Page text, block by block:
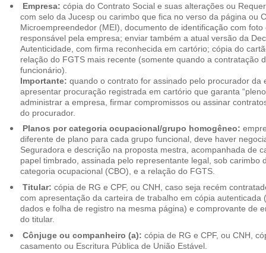
Empresa: cópia do Contrato Social e suas alterações ou
com selo da Jucesp ou carimbo que fica no verso da página ou
Microempreendedor (MEI), documento de identificação com foto
responsável pela empresa; enviar também a atual versão da
Autenticidade, com firma reconhecida em cartório; cópia do
relação do FGTS mais recente (somente quando a contratação
funcionário).
Importante: quando o contrato for assinado pelo procurador da
apresentar procuração registrada em cartório que garanta
administrar a empresa, firmar compromissos ou assinar
do procurador.
Planos por categoria ocupacional/grupo homogêneo:
diferente de plano para cada grupo funcional, deve haver
Seguradora e descrição na proposta mestra, acompanhada de
papel timbrado, assinada pelo representante legal, sob carimbo
categoria ocupacional (CBO), e a relação do FGTS.
Titular: cópia de RG e CPF, ou CNH, caso seja recém
com apresentação da carteira de trabalho em cópia autenticada
dados e folha de registro na mesma página) e comprovante de
do titular.
Cônjuge ou companheiro (a): cópia de RG e CPF, ou CNH,
casamento ou Escritura Pública de União Estável.